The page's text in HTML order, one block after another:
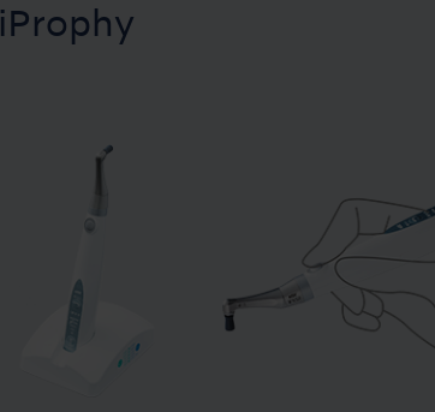
iProphy